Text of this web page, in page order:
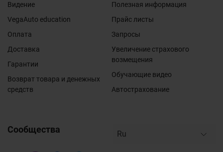
Видение
VegaAuto education
Оплата
Доставка
Гарантии
Возврат товара и денежных
средств
Полезная информация
Прайс листы
Запросы
Увеличение страхового
возмещения
Обучающие видео
Автострахование
Сообщества